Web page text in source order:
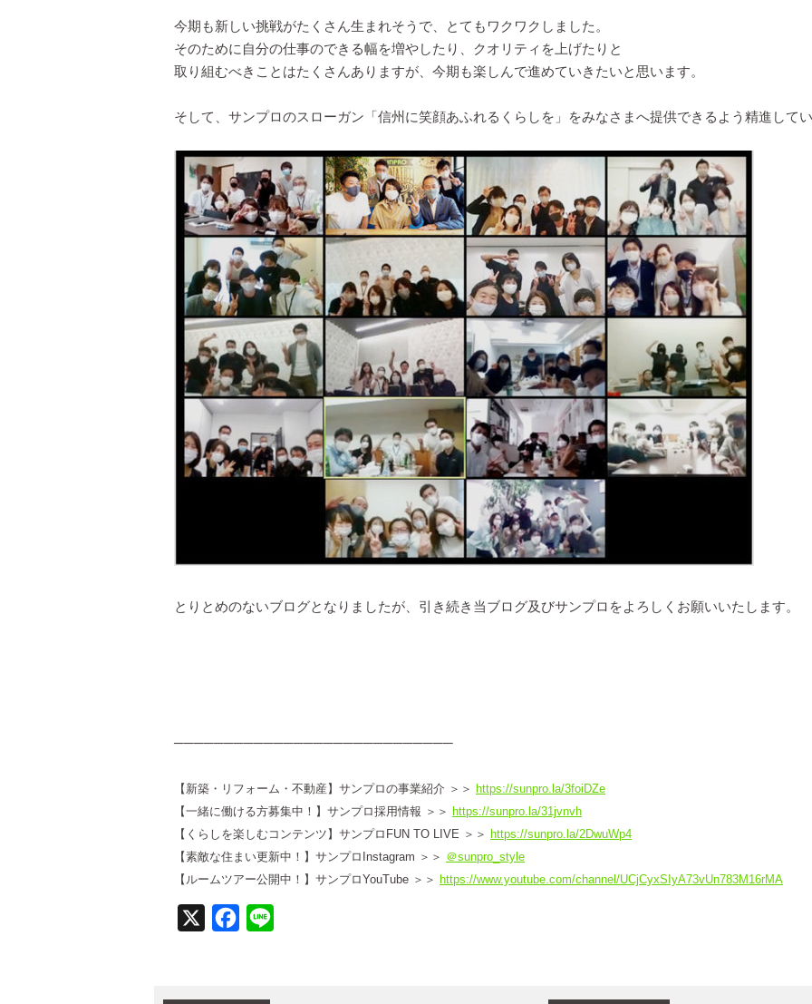
今期も新しい挑戦がたくさん生まれそうで、とてもワクワクしました。
そのために自分の仕事のできる幅を増やしたり、クオリティを上げたりと
取り組むべきことはたくさんありますが、今期も楽しんで進めていきたいと思います。
とりとめのないブログとなりましたが、引き続き当ブログ及びサンプロをよろしくお願いいたします。
────────────────────────────
【新築・リフォーム・不動産】サンプロの事業紹介 ＞＞ https://sunpro.la/3foiDZe
【一緒に働ける方募集中！】サンプロ採用情報 ＞＞ https://sunpro.la/31jvnvh
【くらしを楽しむコンテンツ】サンプロFUN TO LIVE ＞＞ https://sunpro.la/2DwuWp4
【素敵な住まい更新中！】サンプロInstagram ＞＞ ＠sunpro_style
【ルームツアー公開中！】サンプロYouTube ＞＞ https://www.youtube.com/channel/UCjCyxSIyA73vUn783M16rMA
Facebook